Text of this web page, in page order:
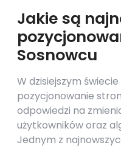
Jakie są
Sosnowcu
W dzisiejszym
pozycjonowanie
odpowiedzi na
użytkowników oraz
Jednym z